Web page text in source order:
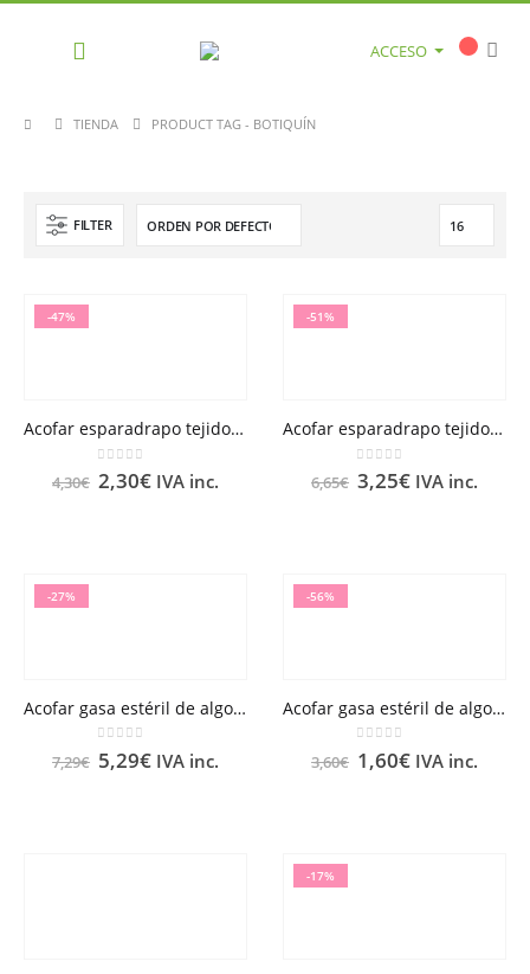
ACCESO
TIENDA PRODUCT TAG - BOTIQUÍN
FILTER
-47%
Acofar esparadrapo tejido 5 x 2.5 cm
0out of 5
4,30€ 2,30€ IVA inc.
-51%
Acofar esparadrapo tejido 5 x 5 cm
0out of 5
6,65€ 3,25€ IVA inc.
-27%
Acofar gasa estéril de algodón hidrófilo en compresas 100 U
0out of 5
7,29€ 5,29€ IVA inc.
-56%
Acofar gasa estéril de algodón hidrófilo en compresas 25 U
0out of 5
3,60€ 1,60€ IVA inc.
-17%